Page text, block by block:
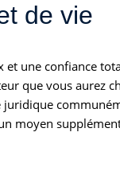
de vie
une confiance
que vous aurez
juridique
moyen